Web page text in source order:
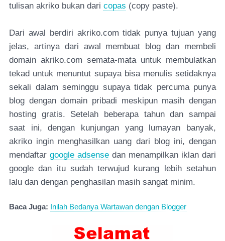
tulisan akriko bukan dari copas (copy paste).
Dari awal berdiri akriko.com tidak punya tujuan yang
jelas, artinya dari awal membuat blog dan membeli
domain akriko.com semata-mata untuk membulatkan
tekad untuk menuntut supaya bisa menulis setidaknya
sekali dalam seminggu supaya tidak percuma punya
blog dengan domain pribadi meskipun masih dengan
hosting gratis. Setelah beberapa tahun dan sampai
saat ini, dengan kunjungan yang lumayan banyak,
akriko ingin menghasilkan uang dari blog ini, dengan
mendaftar google adsense dan menampilkan iklan dari
google dan itu sudah terwujud kurang lebih setahun
lalu dan dengan penghasilan masih sangat minim.
Baca Juga: Inilah Bedanya Wartawan dengan Blogger